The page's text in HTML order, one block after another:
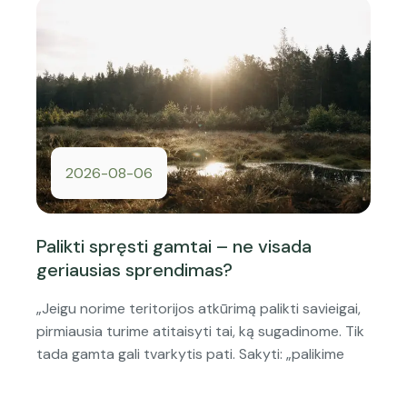
2026-08-06
Palikti spręsti gamtai – ne visada
geriausias sprendimas?
„Jeigu norime teritorijos atkūrimą palikti savieigai,
pirmiausia turime atitaisyti tai, ką sugadinome. Tik
tada gamta gali tvarkytis pati. Sakyti: „palikime